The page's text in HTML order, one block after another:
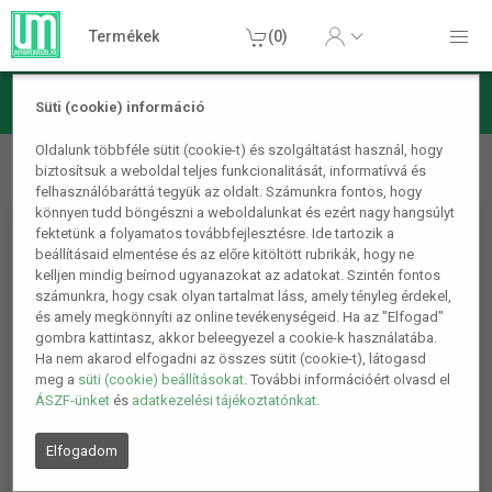
Süti (cookie) információ
Oldalunk többféle sütit (cookie-t) és szolgáltatást használ, hogy
biztosítsuk a weboldal teljes funkcionalitását, informatívvá és
felhasználóbaráttá tegyük az oldalt. Számunkra fontos, hogy
könnyen tudd böngészni a weboldalunkat és ezért nagy hangsúlyt
fektetünk a folyamatos továbbfejlesztésre. Ide tartozik a
beállításaid elmentése és az előre kitöltött rubrikák, hogy ne
kelljen mindig beírnod ugyanazokat az adatokat. Szintén fontos
számunkra, hogy csak olyan tartalmat láss, amely tényleg érdekel,
és amely megkönnyíti az online tevékenységeid. Ha az "Elfogad"
gombra kattintasz, akkor beleegyezel a cookie-k használatába.
Ha nem akarod elfogadni az összes sütit (cookie-t), látogasd
meg a süti (cookie) beállításokat. További információért olvasd el
ÁSZF-ünket és adatkezelési tájékoztatónkat.
Elfogadom
Termékek (0)
Dekorációs termékek Dekoráció, ajándék
Trópusi álom
falimatrica